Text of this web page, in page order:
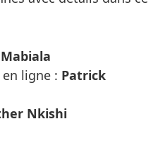
ligne : Patrick
Nkishi